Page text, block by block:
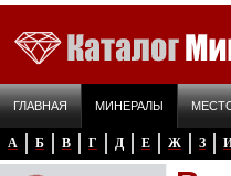
ГЛАВНАЯ МИНЕРАЛЫ
А Б В Г Д Е Ж З